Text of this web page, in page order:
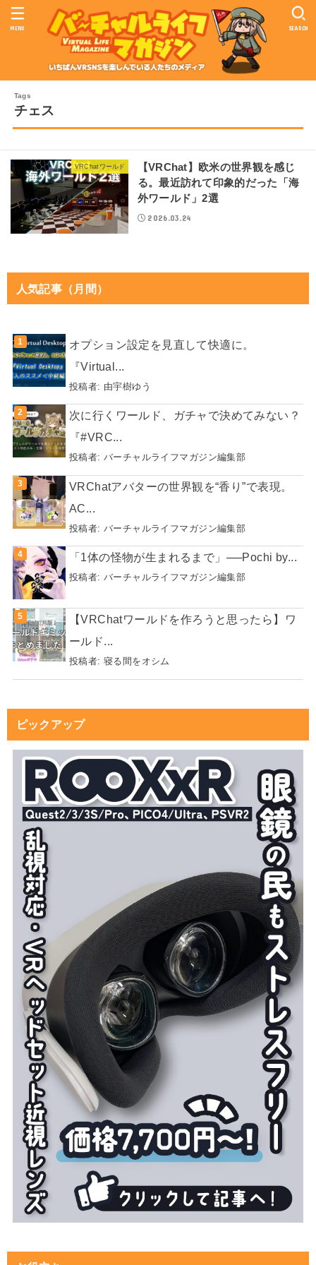
SEARCH
MENU
チェス
VRChatワールド
【VRChat】欧米の世界観を感じ
る。最近訪れて印象的だった「海
外ワールド」2選
2026.03.24
人気記事（月間）
オプション設定を見直して快適に。
『Virtual...
投稿者: 由宇樹ゆう
次に行くワールド、ガチャで決めてみない？
『#VRC...
投稿者: バーチャルライフマガジン編集部
VRChatアバターの世界観を“香り”で表現。
AC...
投稿者: バーチャルライフマガジン編集部
「1体の怪物が生まれるまで」──Pochi by...
投稿者: バーチャルライフマガジン編集部
【VRChatワールドを作ろうと思ったら】ワ
ールド...
投稿者: 寝る間をオシム
ピックアップ